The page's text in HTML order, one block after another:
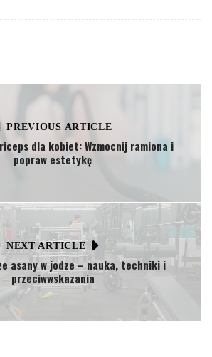
PREVIOUS ARTICLE
dla kobiet: Wzmocnij ramiona i
popraw estetykę
NEXT ARTICLE
asany w jodze – nauka, techniki i
przeciwwskazania